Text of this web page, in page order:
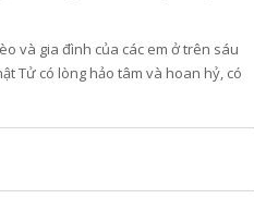
và gia đình của các em ở trên sáu
Tử có lòng hảo tâm và hoan hỷ, có